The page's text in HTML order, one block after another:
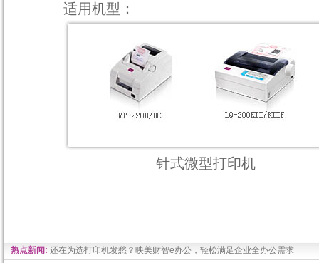
适用机型：
针式微型打印机
热点新闻: 还在为选打印机发愁？映美财智e办公，轻松满足企业全办公需求